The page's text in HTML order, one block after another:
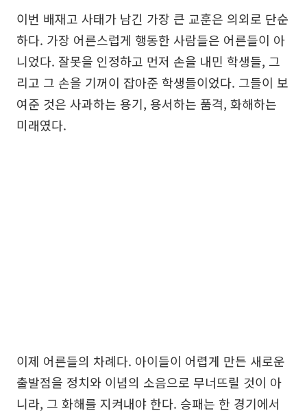
이번 배재고 사태가 남긴 가장 큰 교훈은 의외로 단순
하다. 가장 어른스럽게 행동한 사람들은 어른들이 아
니었다. 잘못을 인정하고 먼저 손을 내민 학생들, 그
리고 그 손을 기꺼이 잡아준 학생들이었다. 그들이 보
여준 것은 사과하는 용기, 용서하는 품격, 화해하는
미래였다.
이제 어른들의 차례다. 아이들이 어렵게 만든 새로운
출발점을 정치와 이념의 소음으로 무너뜨릴 것이 아
니라, 그 화해를 지켜내야 한다. 승패는 한 경기에서